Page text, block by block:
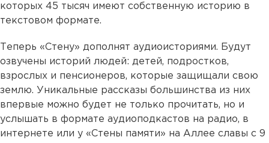
которых 45 тысяч имеют собственную историю в
текстовом формате.
Теперь «Стену» дополнят аудиоисториями. Будут
озвучены историй людей: детей, подростков,
взрослых и пенсионеров, которые защищали свою
землю. Уникальные рассказы большинства из них
впервые можно будет не только прочитать, но и
услышать в формате аудиоподкастов на радио, в
интернете или у «Стены памяти» на Аллее славы с 9